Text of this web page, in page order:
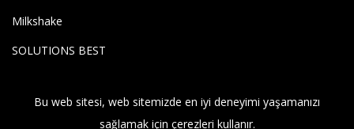
Milkshake
SOLUTIONS BEST
SOLUTIONS BEST
Bu web sitesi, web sitemizde en iyi deneyimi yaşamanızı
sağlamak için çerezleri kullanır.